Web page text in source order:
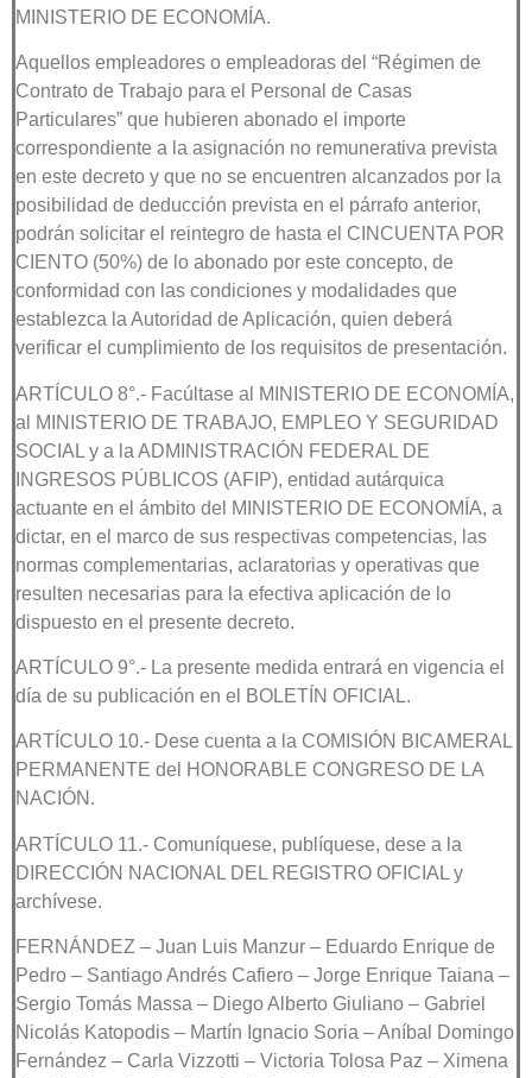
MINISTERIO DE ECONOMÍA.
Aquellos empleadores o empleadoras del “Régimen de
Contrato de Trabajo para el Personal de Casas
Particulares” que hubieren abonado el importe
correspondiente a la asignación no remunerativa prevista
en este decreto y que no se encuentren alcanzados por la
posibilidad de deducción prevista en el párrafo anterior,
podrán solicitar el reintegro de hasta el CINCUENTA POR
CIENTO (50%) de lo abonado por este concepto, de
conformidad con las condiciones y modalidades que
establezca la Autoridad de Aplicación, quien deberá
verificar el cumplimiento de los requisitos de presentación.
ARTÍCULO 8°.- Facúltase al MINISTERIO DE ECONOMÍA,
al MINISTERIO DE TRABAJO, EMPLEO Y SEGURIDAD
SOCIAL y a la ADMINISTRACIÓN FEDERAL DE
INGRESOS PÚBLICOS (AFIP), entidad autárquica
actuante en el ámbito del MINISTERIO DE ECONOMÍA, a
dictar, en el marco de sus respectivas competencias, las
normas complementarias, aclaratorias y operativas que
resulten necesarias para la efectiva aplicación de lo
dispuesto en el presente decreto.
ARTÍCULO 9°.- La presente medida entrará en vigencia el
día de su publicación en el BOLETÍN OFICIAL.
ARTÍCULO 10.- Dese cuenta a la COMISIÓN BICAMERAL
PERMANENTE del HONORABLE CONGRESO DE LA
NACIÓN.
ARTÍCULO 11.- Comuníquese, publíquese, dese a la
DIRECCIÓN NACIONAL DEL REGISTRO OFICIAL y
archívese.
FERNÁNDEZ – Juan Luis Manzur – Eduardo Enrique de
Pedro – Santiago Andrés Cafiero – Jorge Enrique Taiana –
Sergio Tomás Massa – Diego Alberto Giuliano – Gabriel
Nicolás Katopodis – Martín Ignacio Soria – Aníbal Domingo
Fernández – Carla Vizzotti – Victoria Tolosa Paz – Ximena